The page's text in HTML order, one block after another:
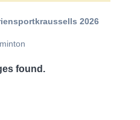
2026
found.